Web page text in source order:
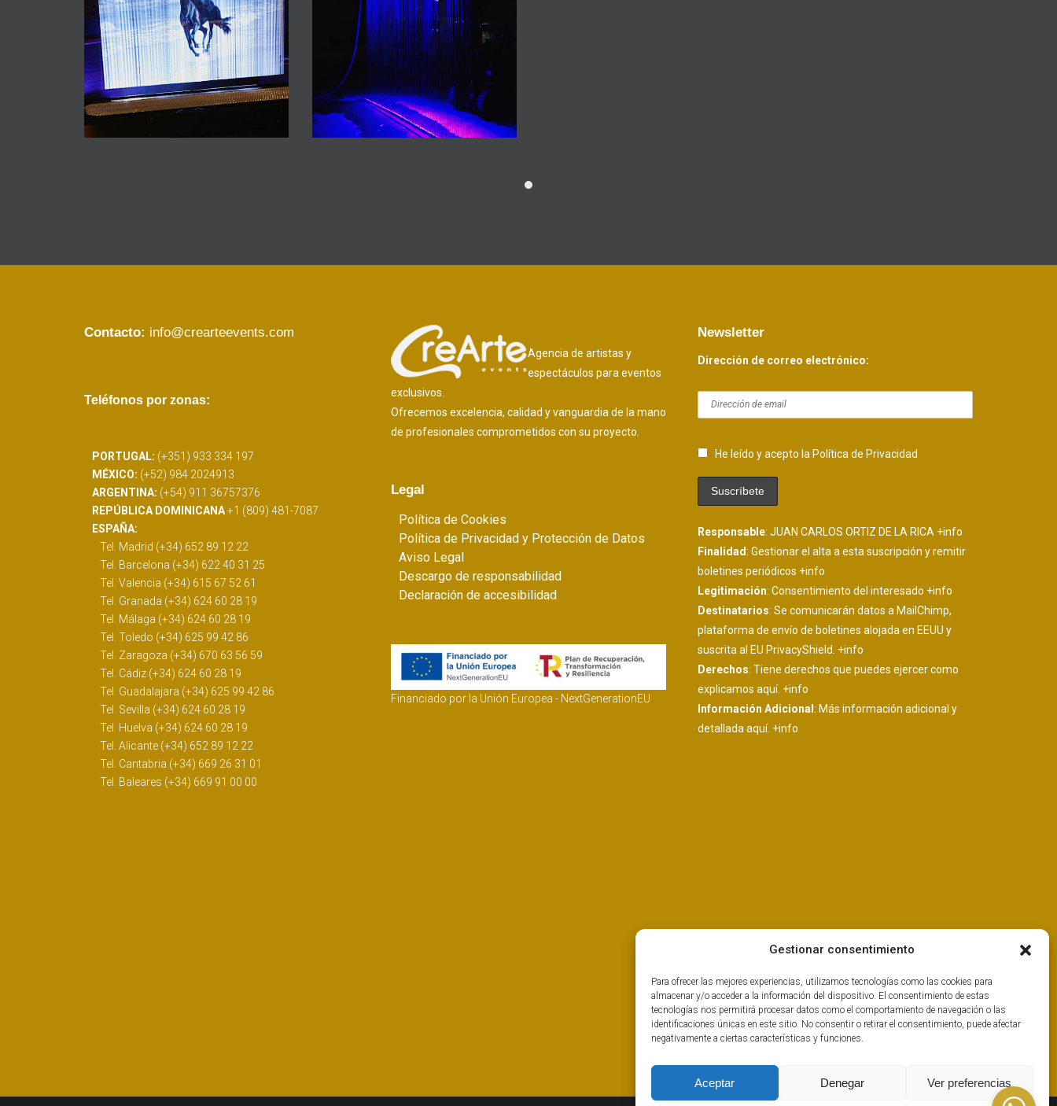
Gestionar consentimiento
Para ofrecer las mejores experiencias, utilizamos tecnologías como las cookies para
almacenar y/o acceder a la información del dispositivo. El consentimiento de estas
tecnologías nos permitirá procesar datos como el comportamiento de navegación o las
identificaciones únicas en este sitio. No consentir o retirar el consentimiento, puede afectar
negativamente a ciertas características y funciones.
Aceptar Denegar Ver preferencias
Pantalla de Niebla Pantallas de Agua
Contacto: info@crearteevents.com
Teléfonos por zonas:
PORTUGAL: (+351) 933 334 197
MÉXICO: (+52) 984 2024913
ARGENTINA: (+54) 911 36757376
REPÚBLICA DOMINICANA+1 (809) 481-7087
ESPAÑA:
Tel. Madrid (+34) 652 89 12 22
Tel. Barcelona (+34) 622 40 31 25
Tel. Valencia (+34) 615 67 52 61
Tel. Granada (+34) 624 60 28 19
Tel. Málaga (+34) 624 60 28 19
Tel. Toledo (+34) 625 99 42 86
Tel. Zaragoza (+34) 670 63 56 59
Tel. Cádiz (+34) 624 60 28 19
Tel. Guadalajara (+34) 625 99 42 86
Tel. Sevilla (+34) 624 60 28 19
Tel. Huelva (+34) 624 60 28 19
Tel. Alicante (+34) 652 89 12 22
Tel. Cantabria (+34) 669 26 31 01
Tel. Baleares (+34) 669 91 00 00
Agencia de artistas y
espectáculos para eventos
exclusivos.
Ofrecemos excelencia, calidad y vanguardia de la mano
de profesionales comprometidos con su proyecto.
Legal
Política de Cookies
Política de Privacidad y Protección de Datos
Aviso Legal
Descargo de responsabilidad
Declaración de accesibilidad
Financiado por la Unión Europea - NextGenerationEU
Newsletter
Dirección de correo electrónico:
He leído y acepto la Política de Privacidad
Responsable: JUAN CARLOS ORTIZ DE LA RICA +info
Finalidad: Gestionar el alta a esta suscripción y remitir
boletines periódicos +info
Legitimación: Consentimiento del interesado +info
Destinatarios: Se comunicarán datos a MailChimp,
plataforma de envío de boletines alojada en EEUU y
suscrita al EU PrivacyShield. +info
Derechos: Tiene derechos que puedes ejercer como
explicamos aquí. +info
Información Adicional : Más información adicional y
detallada aquí. +info